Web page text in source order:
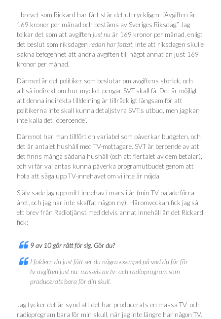
I brevet som Rickard har fått står det uttryckligen: “Avgiften är
169 kronor per månad och bestäms av Sveriges Riksdag.” Jag
tolkar det som att avgiften just nu är 169 kronor per månad, enligt
det beslut som riksdagen redan har fattat, inte att riksdagen skulle
sakna befogenhet att ändra avgiften till något annat än just 169
kronor per månad.
Därmed är det politiker som beslutar om avgiftens storlek, och
alltså indirekt om hur mycket pengar SVT skall få. Det är möjligt
att denna indirekta tilldelning är tillräckligt långsam för att
politikerna inte skall kunna detaljstyra SVT:s utbud, men jag kan
inte kalla det “oberoende”.
Däremot har man tillfört en variabel som påverkar budgeten, och
det är antalet hushåll med TV-mottagare. SVT är beroende av att
det finns många sådana hushåll (och att flertalet av dem betalar),
och vi får väl antas kunna påverka programutbudet genom att
hota att säga upp TV-innehavet om vi inte är nöjda.
Själv sade jag upp mitt innehav i mars i år (min TV pajade förra
året, och jag har inte skaffat någon ny). Häromveckan fick jag så
ett brev från Radiotjänst med delvis annat innehåll än det Rickard
fick:
9 av 10 gör rätt för sig. Gör du?
I foldern du just fått ser du några exempel på vad du får för
tv-avgiften just nu: massvis av tv- och radioprogram som
producerats bara för din skull.
Jag tycker det är synd att det har producerats en massa TV- och
radioprogram bara för min skull, när jag inte längre har någon TV.